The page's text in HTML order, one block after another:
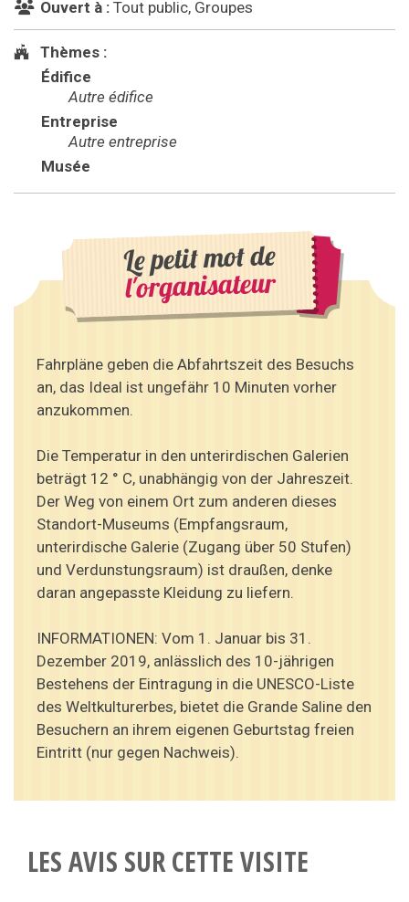
Ouvert à : Tout public, Groupes
Thèmes :
Édifice
Autre édifice
Entreprise
Autre entreprise
Musée
Le petit mot de
l'organisateur
Fahrpläne geben die Abfahrtszeit des Besuchs
an, das Ideal ist ungefähr 10 Minuten vorher
anzukommen.
Die Temperatur in den unterirdischen Galerien
beträgt 12 ° C, unabhängig von der Jahreszeit.
Der Weg von einem Ort zum anderen dieses
Standort-Museums (Empfangsraum,
unterirdische Galerie (Zugang über 50 Stufen)
und Verdunstungsraum) ist draußen, denke
daran angepasste Kleidung zu liefern.
INFORMATIONEN: Vom 1. Januar bis 31.
Dezember 2019, anlässlich des 10-jährigen
Bestehens der Eintragung in die UNESCO-Liste
des Weltkulturerbes, bietet die Grande Saline den
Besuchern an ihrem eigenen Geburtstag freien
Eintritt (nur gegen Nachweis).
LES AVIS SUR CETTE VISITE